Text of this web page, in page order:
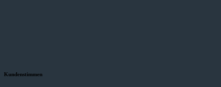
Kundenstimmen